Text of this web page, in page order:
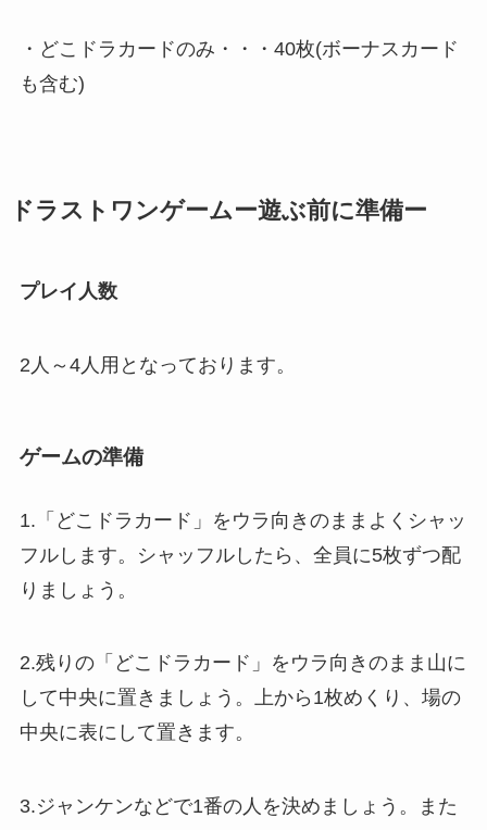
・どこドラカードのみ・・・40枚(ボーナスカード
も含む)
ドラストワンゲームー遊ぶ前に準備ー
プレイ人数
2人～4人用となっております。
ゲームの準備
1.「どこドラカード」をウラ向きのままよくシャッ
フルします。シャッフルしたら、全員に5枚ずつ配
りましょう。
2.残りの「どこドラカード」をウラ向きのまま山に
して中央に置きましょう。上から1枚めくり、場の
中央に表にして置きます。
3.ジャンケンなどで1番の人を決めましょう。また